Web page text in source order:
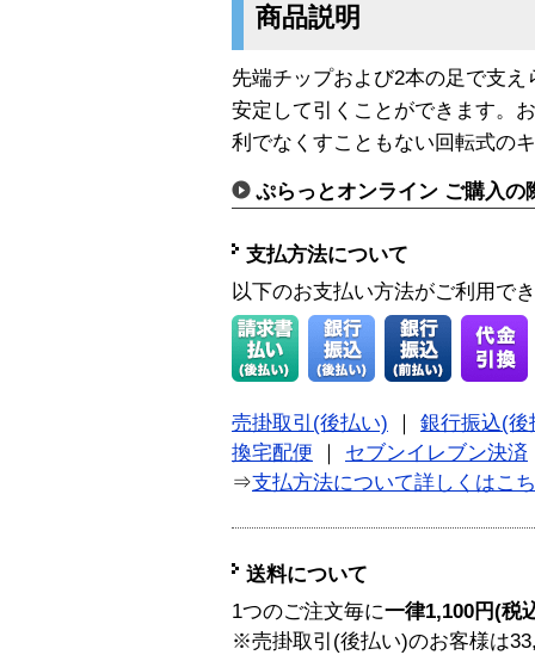
商品説明
先端チップおよび2本の足で支
安定して引くことができます。
利でなくすこともない回転式の
ぷらっとオンライン ご購入の
支払方法について
以下のお支払い方法がご利用で
売掛取引(後払い)
銀行振込(後
換宅配便
セブンイレブン決済
⇒支払方法について詳しくはこ
送料について
1つのご注文毎に一律1,100円(税
※売掛取引(後払い)のお客様は